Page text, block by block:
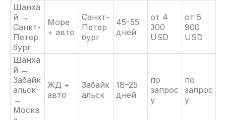
Шанха
й →
Санкт-
Петер
бург
Море
+ авто
Санкт-
Петер
бург
45–55
дней
от 4
300
USD
от 5
900
USD
Шанха
й →
Забайк
альск
→
Москв
ЖД +
авто
Забайк
альск
18–25
дней
по
запрос
у
по
запрос
у
Объем
30 м3
требуется таможенное
оформление
требуется выкуп товара